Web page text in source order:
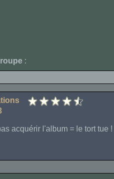
:
acquérir l'album = le tort tue !